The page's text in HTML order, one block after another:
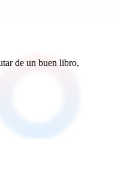
de un buen libro,